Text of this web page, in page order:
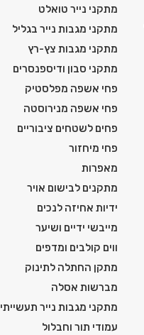
מתקני נייר טואלט
מתקני מגבות נייר בגליל
מתקני מגבות צץ-רץ
מתקני סבון ודיספנסרים
פחי אשפה מפלסטיק
פחי אשפה מנירוסטה
פחים לשטחים ציבוריים
פחי מיחזור
מאפרות
מתקנים לבישום אויר
ידיות אחיזה לנכים
מייבשי ידיים ושיער
ווים קולבים ומדפים
מתקן החתלה לתינוק
מברשות אסלה
מתקני מגבות נייר תעשייתי
עמודי תור וחבלול